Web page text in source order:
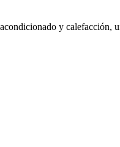
y calefacción,